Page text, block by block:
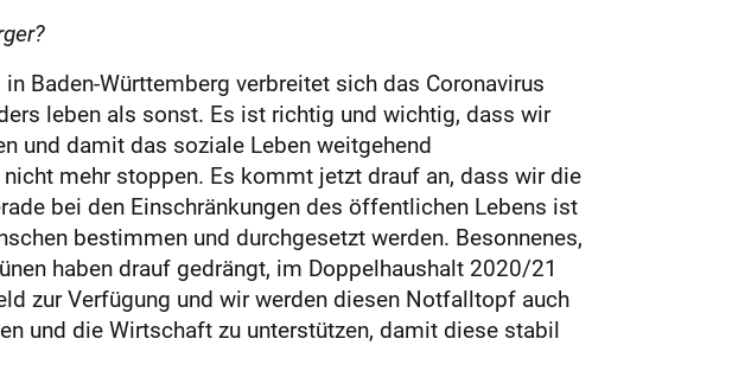
Baden-Württemberg verbreitet sich das Coronavirus
leben als sonst. Es ist richtig und wichtig, dass wir
und damit das soziale Leben weitgehend
mehr stoppen. Es kommt jetzt drauf an, dass wir die
bei den Einschränkungen des öffentlichen Lebens ist
bestimmen und durchgesetzt werden. Besonnenes,
haben drauf gedrängt, im Doppelhaushalt 2020/21
zur Verfügung und wir werden diesen Notfalltopf auch
und die Wirtschaft zu unterstützen, damit diese stabil